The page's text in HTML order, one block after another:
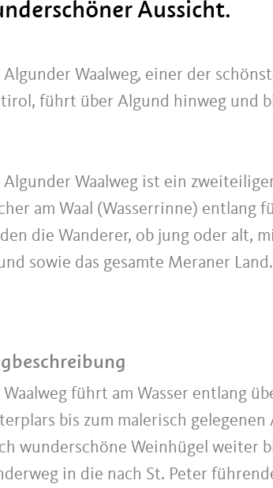
Aussicht.
Algunder Waalweg, einer der
führt über Algund hinweg und
Algunder Waalweg ist ein
am Waal (Wasserrinne) entlang
die Wanderer, ob jung oder alt,
sowie das gesamte Meraner Land.
Waalweg führt am Wasser entlang
bis zum malerisch
wunderschöne Weinhügel weiter
in die nach St. Peter